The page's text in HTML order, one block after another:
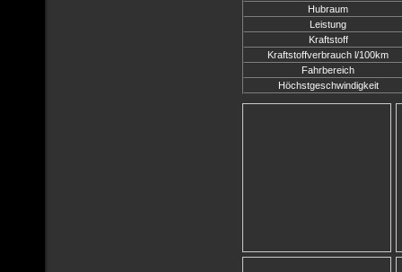
Hubraum
Leistung
Kraftstoff
Kraftstoffverbrauch l/100km
Fahrbereich
Höchstgeschwindigkeit